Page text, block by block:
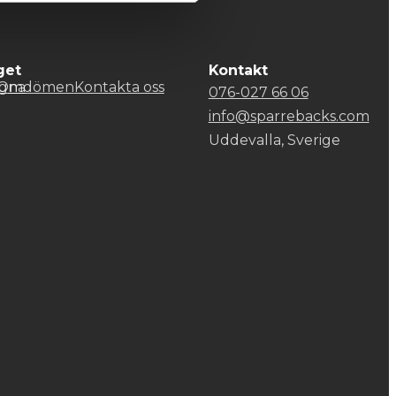
Kontakta oss
Kontakt
076-027 66 06
info@sparrebacks.com
Uddevalla, Sverige